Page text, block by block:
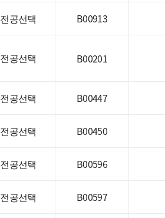
전공선택 B00913
전공선택 B00201
전공선택 B00447
전공선택 B00450
전공선택 B00596
전공선택 B00597